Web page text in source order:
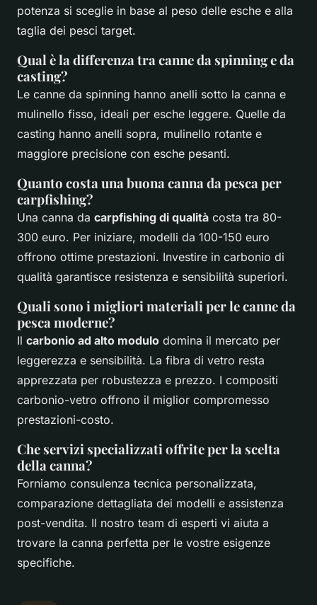
potenza si sceglie in base al peso delle esche e alla
taglia dei pesci target.
Qual è la differenza tra canne da spinning e da
casting?
Le canne da spinning hanno anelli sotto la canna e
mulinello fisso, ideali per esche leggere. Quelle da
casting hanno anelli sopra, mulinello rotante e
maggiore precisione con esche pesanti.
Quanto costa una buona canna da pesca per
carpfishing?
Una canna da carpfishing di qualità costa tra 80-
300 euro. Per iniziare, modelli da 100-150 euro
offrono ottime prestazioni. Investire in carbonio di
qualità garantisce resistenza e sensibilità superiori.
Quali sono i migliori materiali per le canne da
pesca moderne?
Il carbonio ad alto modulo domina il mercato per
leggerezza e sensibilità. La fibra di vetro resta
apprezzata per robustezza e prezzo. I compositi
carbonio-vetro offrono il miglior compromesso
prestazioni-costo.
Che servizi specializzati offrite per la scelta
della canna?
Forniamo consulenza tecnica personalizzata,
comparazione dettagliata dei modelli e assistenza
post-vendita. Il nostro team di esperti vi aiuta a
trovare la canna perfetta per le vostre esigenze
specifiche.